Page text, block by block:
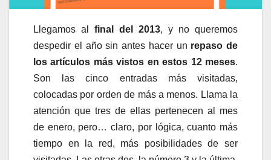
Llegamos al final del 2013, y no queremos
despedir el año sin antes hacer un repaso de
los artículos más vistos en estos 12 meses.
Son las cinco entradas más visitadas,
colocadas por orden de más a menos. Llama la
atención que tres de ellas pertenecen al mes
de enero, pero… claro, por lógica, cuanto más
tiempo en la red, más posibilidades de ser